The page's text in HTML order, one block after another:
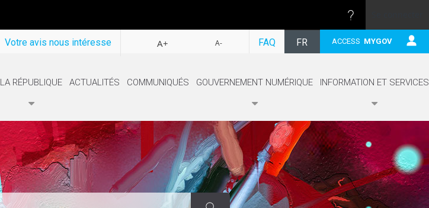
SUIVRE
ACCESS MYGOV
FR
FAQ
A+ A-
Votre avis nous intéresse
LA RÉPUBLIQUE ACTUALITÉS COMMUNIQUÉS GOUVERNEMENT NUMÉRIQUE INFORMATION ET SERVICES